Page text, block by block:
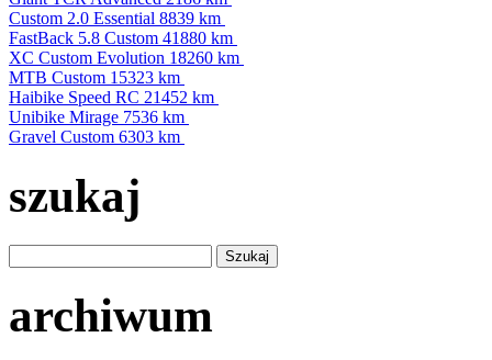
Custom 2.0 Essential 8839 km
FastBack 5.8 Custom 41880 km
XC Custom Evolution 18260 km
MTB Custom 15323 km
Haibike Speed RC 21452 km
Unibike Mirage 7536 km
Gravel Custom 6303 km
szukaj
archiwum